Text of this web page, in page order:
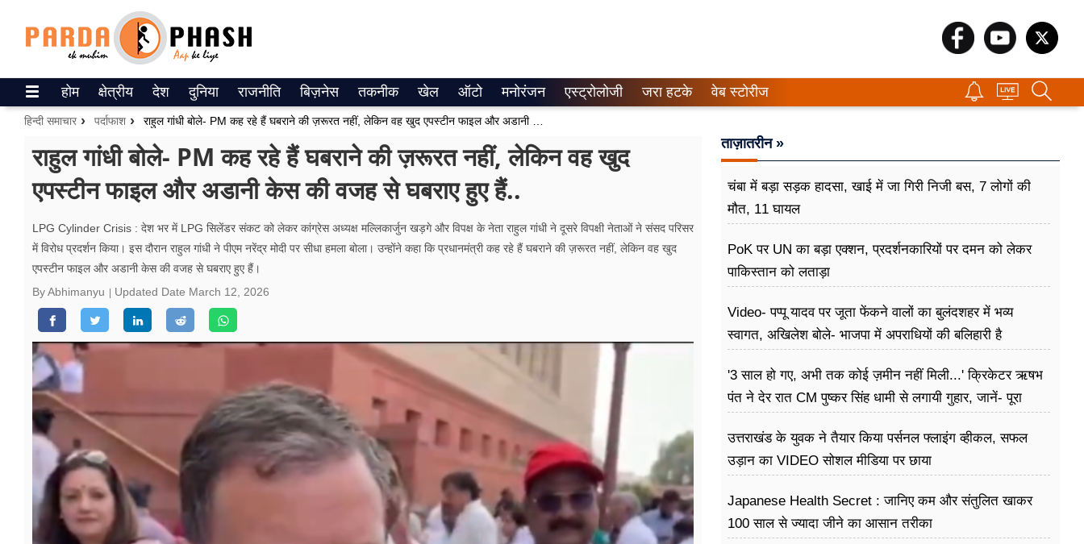
ePaper
उत्तर प्रदेश
वीडियो
रिलेशनशिप
जीवन मंत्रा
फूड
सेहत
ब्‍यूटी
शिक्षा
होम क्षेत्रीय देश दुनिया राजनीति बिज़नेस तकनीक खेल ऑटो मनोरंजन एस्ट्रोलोजी जरा हटके वेब स्टोरीज
हिन्दी समाचार पर्दाफाश
राहुल गांधी बोले- PM कह रहे हैं घबराने की ज़रूरत नहीं, लेकिन वह खुद
एपस्टीन फाइल और अडानी केस की वजह से घबराए हुए हैं..
LPG Cylinder Crisis : देश भर में LPG सिलेंडर संकट को लेकर कांग्रेस अध्यक्ष मल्लिकार्जुन खड़गे और विपक्ष के नेता राहुल गांधी ने दूसरे विपक्षी नेताओं ने संसद परिसर
में विरोध प्रदर्शन किया। इस दौरान राहुल गांधी ने पीएम नरेंद्र मोदी पर सीधा हमला बोला। उन्होंने कहा कि प्रधानमंत्री कह रहे हैं घबराने की ज़रूरत नहीं, लेकिन वह खुद
एपस्टीन फाइल और अडानी केस की वजह से घबराए हुए हैं।
By Abhimanyu
Updated Date March 12, 2026
ताज़ातरीन »
चंबा में बड़ा सड़क हादसा, खाई में जा गिरी निजी बस, 7 लोगों की
मौत, 11 घायल
PoK पर UN का बड़ा एक्शन, प्रदर्शनकारियों पर दमन को लेकर
पाकिस्तान को लताड़ा
Video- पप्पू यादव पर जूता फेंकने वालों का बुलंदशहर में भव्य
स्वागत, अखिलेश बोले- भाजपा में अपराधियों की बलिहारी है
'3 साल हो गए, अभी तक कोई ज़मीन नहीं मिली...' क्रिकेटर ऋषभ
पंत ने देर रात CM पुष्कर सिंह धामी से लगायी गुहार, जानें- पूरा
उत्तराखंड के युवक ने तैयार किया पर्सनल फ्लाइंग व्हीकल, सफल
उड़ान का VIDEO सोशल मीडिया पर छाया
Japanese Health Secret : जानिए कम और संतुलित खाकर
100 साल से ज्यादा जीने का आसान तरीका